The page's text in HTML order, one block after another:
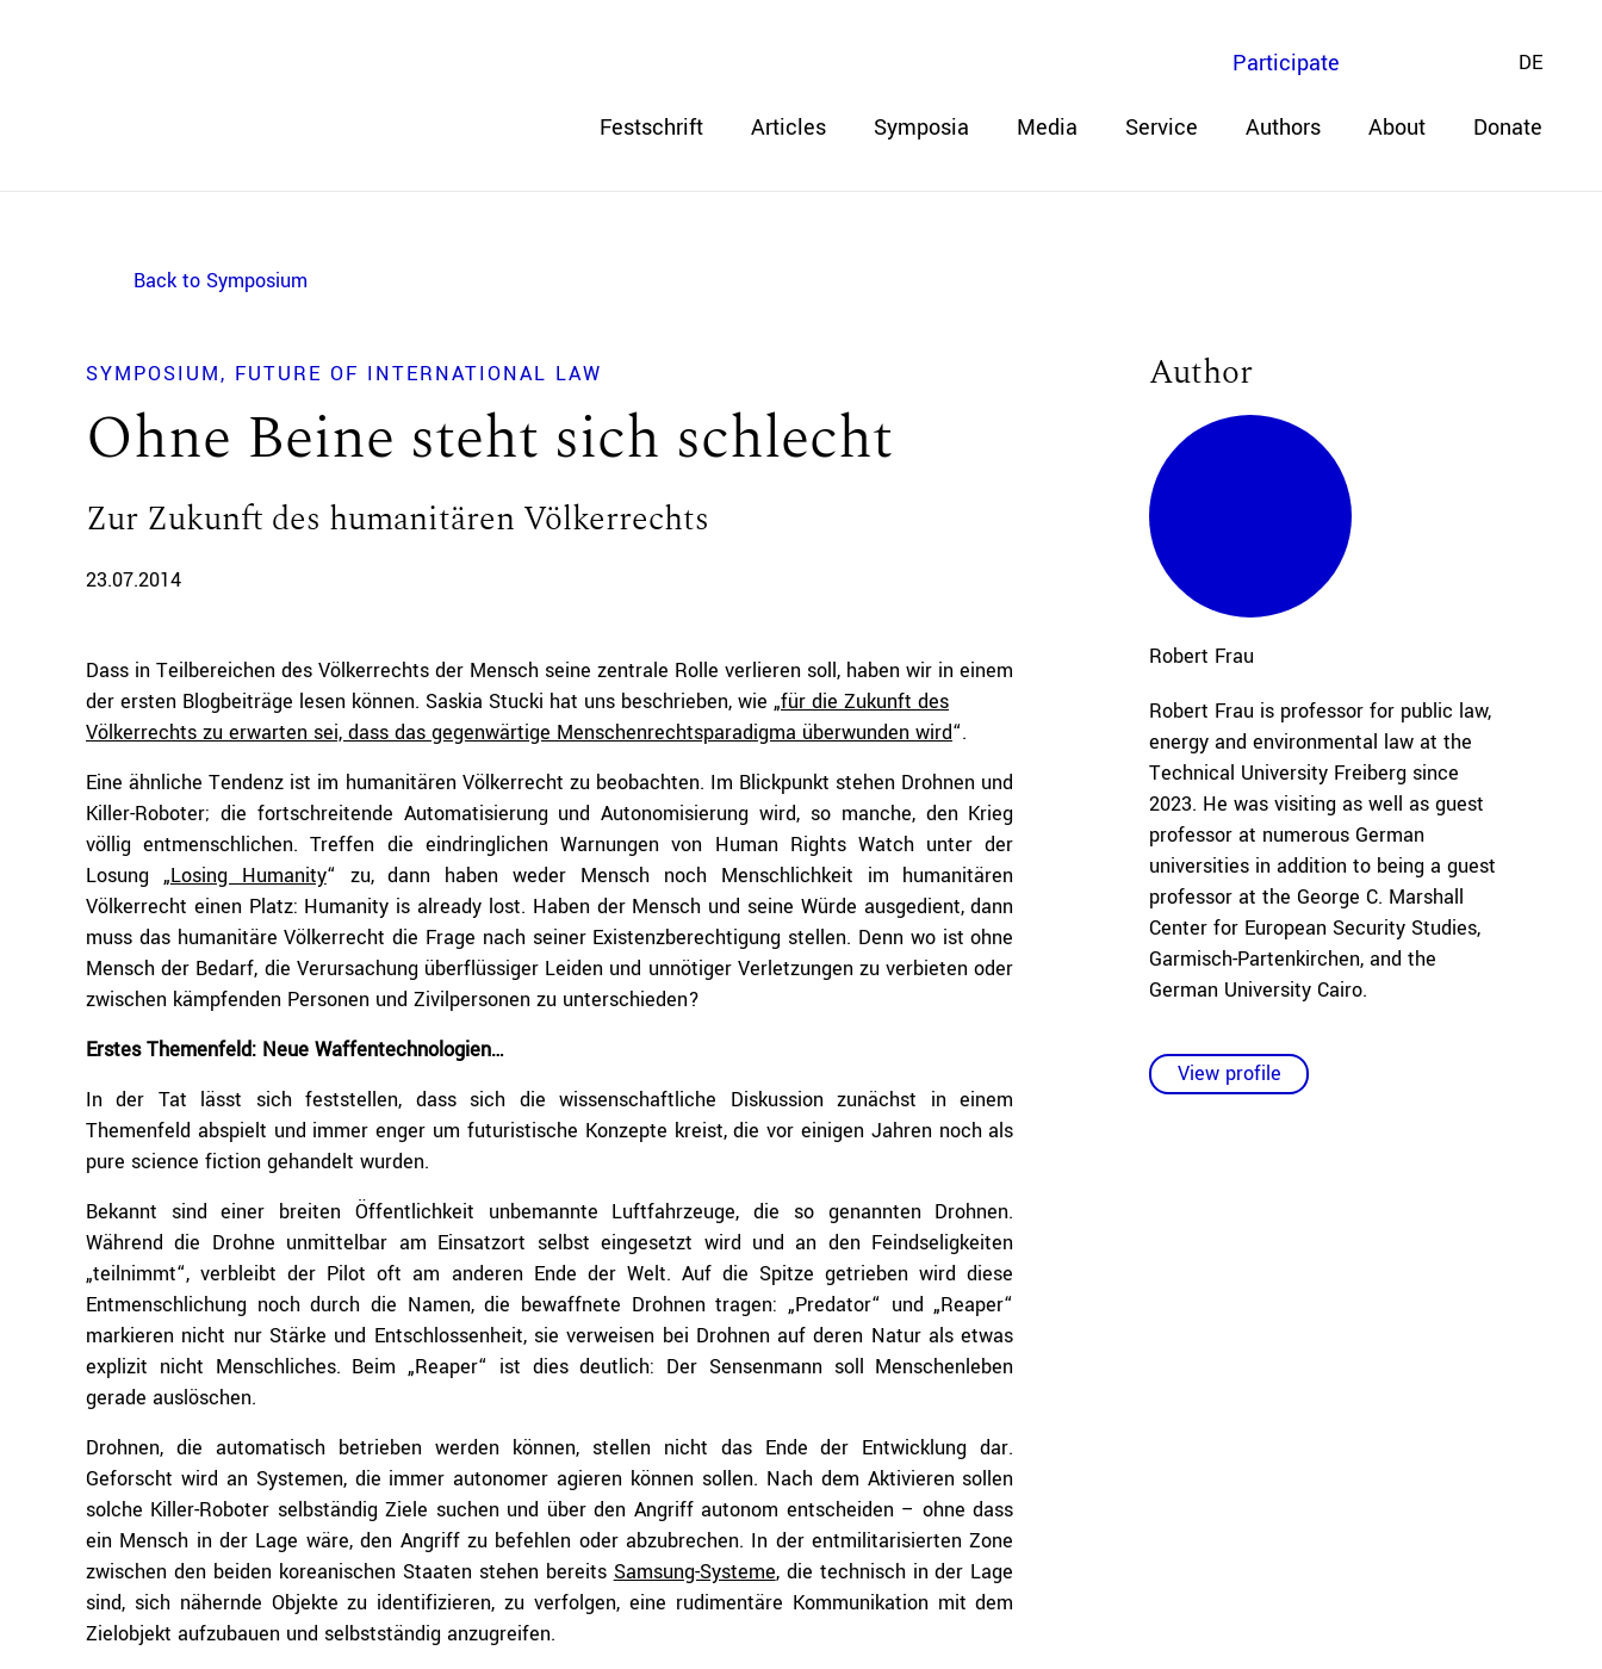
Festschrift Articles Symposia Media Service Authors About Donate
DE
Participate
Back to Symposium
SYMPOSIUM FUTURE OF INTERNATIONAL LAW
Ohne Beine steht sich schlecht
Zur Zukunft des humanitären Völkerrechts
23.07.2014
Dass in Teilbereichen des Völkerrechts der Mensch seine zentrale Rolle verlieren soll, haben wir in einem
der ersten Blogbeiträge lesen können. Saskia Stucki hat uns beschrieben, wie „für die Zukunft des
Völkerrechts zu erwarten sei, dass das gegenwärtige Menschenrechtsparadigma überwunden wird“.
Eine ähnliche Tendenz ist im humanitären Völkerrecht zu beobachten. Im Blickpunkt stehen Drohnen und
Killer-Roboter; die fortschreitende Automatisierung und Autonomisierung wird, so manche, den Krieg
völlig entmenschlichen. Treffen die eindringlichen Warnungen von Human Rights Watch unter der
Losung „Losing Humanity“ zu, dann haben weder Mensch noch Menschlichkeit im humanitären
Völkerrecht einen Platz: Humanity is already lost. Haben der Mensch und seine Würde ausgedient, dann
muss das humanitäre Völkerrecht die Frage nach seiner Existenzberechtigung stellen. Denn wo ist ohne
Mensch der Bedarf, die Verursachung überflüssiger Leiden und unnötiger Verletzungen zu verbieten oder
zwischen kämpfenden Personen und Zivilpersonen zu unterschieden?
Erstes Themenfeld: Neue Waffentechnologien…
In der Tat lässt sich feststellen, dass sich die wissenschaftliche Diskussion zunächst in einem
Themenfeld abspielt und immer enger um futuristische Konzepte kreist, die vor einigen Jahren noch als
pure science fiction gehandelt wurden.
Bekannt sind einer breiten Öffentlichkeit unbemannte Luftfahrzeuge, die so genannten Drohnen.
Während die Drohne unmittelbar am Einsatzort selbst eingesetzt wird und an den Feindseligkeiten
„teilnimmt“, verbleibt der Pilot oft am anderen Ende der Welt. Auf die Spitze getrieben wird diese
Entmenschlichung noch durch die Namen, die bewaffnete Drohnen tragen: „Predator“ und „Reaper“
markieren nicht nur Stärke und Entschlossenheit, sie verweisen bei Drohnen auf deren Natur als etwas
explizit nicht Menschliches. Beim „Reaper“ ist dies deutlich: Der Sensenmann soll Menschenleben
gerade auslöschen.
Drohnen, die automatisch betrieben werden können, stellen nicht das Ende der Entwicklung dar.
Geforscht wird an Systemen, die immer autonomer agieren können sollen. Nach dem Aktivieren sollen
solche Killer-Roboter selbständig Ziele suchen und über den Angriff autonom entscheiden – ohne dass
ein Mensch in der Lage wäre, den Angriff zu befehlen oder abzubrechen. In der entmilitarisierten Zone
zwischen den beiden koreanischen Staaten stehen bereits Samsung-Systeme, die technisch in der Lage
sind, sich nähernde Objekte zu identifizieren, zu verfolgen, eine rudimentäre Kommunikation mit dem
Zielobjekt aufzubauen und selbstständig anzugreifen.
Author
Robert Frau
Robert Frau is professor for public law,
energy and environmental law at the
Technical University Freiberg since
2023. He was visiting as well as guest
professor at numerous German
universities in addition to being a guest
professor at the George C. Marshall
Center for European Security Studies,
Garmisch-Partenkirchen, and the
German University Cairo.
View profile